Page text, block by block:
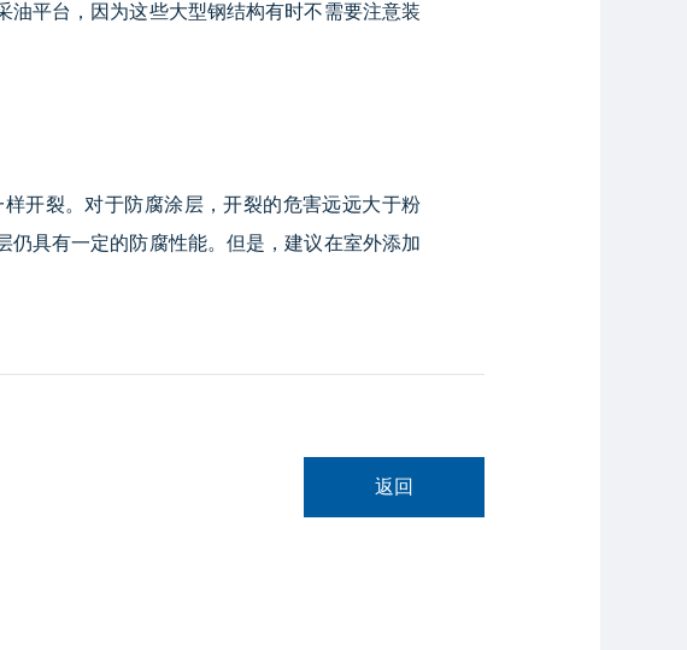
平台，因为这些大型钢结构有时不需要注意装
开裂。对于防腐涂层，开裂的危害远远大于粉
具有一定的防腐性能。但是，建议在室外添加
返回